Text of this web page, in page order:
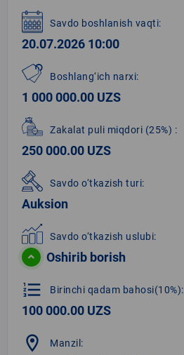
Savdo boshlanish vaqti:
20.07.2026 10:00
Boshlang‘ich narxi:
1 000 000.00 UZS
Zakalat puli miqdori (25%) :
250 000.00 UZS
Savdo o‘tkazish turi:
Auksion
Savdo o‘tkazish uslubi:
Oshirib borish
format_list_numbered Birinchi qadam bahosi(10%):
100 000.00 UZS
location_on Manzil: